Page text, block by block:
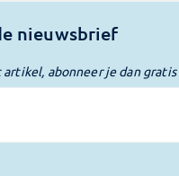
nieuwsbrief
abonneer je dan